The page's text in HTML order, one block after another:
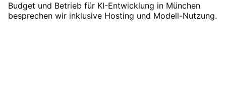
Budget und Betrieb für KI-Entwicklung in München
besprechen wir inklusive Hosting und Modell-Nutzung.